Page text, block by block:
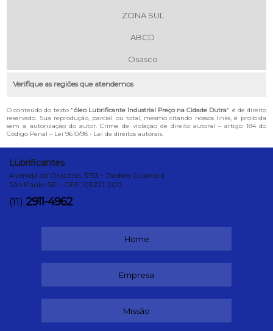
ZONA SUL
ABCD
Osasco
Verifique as regiões que atendemos
O conteúdo do texto "óleo Lubrificante Industrial Preço na Cidade Dutra" é de direito
reservado. Sua reprodução, parcial ou total, mesmo citando nossos links, é proibida
sem a autorização do autor. Crime de violação de direito autoral – artigo 184 do
Código Penal – Lei 9610/98 - Lei de direitos autorais.
Lubrificantes
Avenida do Oratório, 3153 - Jardim Guairaca
São Paulo-SP - CEP: 03221-200
(11) 2911-4962
Home
Empresa
Missão